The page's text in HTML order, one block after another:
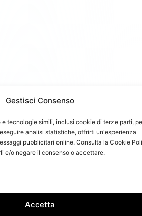
Gestisci Consenso
tecnologie simili, inclusi cookie di terze parti,
analisi statistiche, offrirti un'esperienza
pubblicitari online. Consulta la Cookie
e/o negare il consenso o accettare.
Accetta